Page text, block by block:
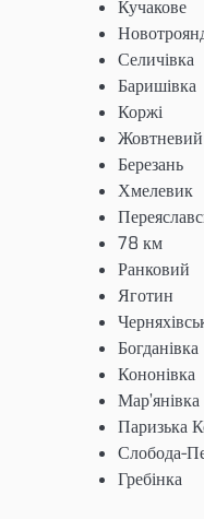
Кучакове
Селичівка
Баришівка
Коржі
Жовтневий
Березань
Хмелевик
78 км
Ранковий
Яготин
Богданівка
Кононівка
Мар’янівка
Паризька
Слобода-
Гребінка